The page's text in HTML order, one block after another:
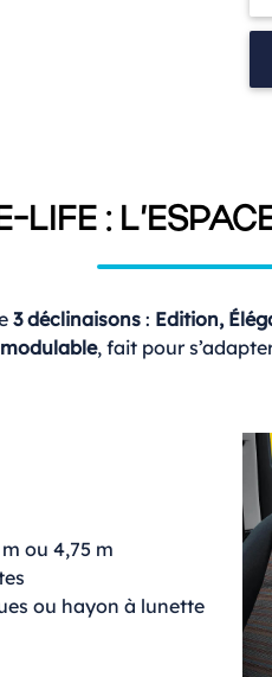
LIFE :
3 déclinaisons : Edition,
, fait pour
ou 4,75 m
ou hayon à lunette